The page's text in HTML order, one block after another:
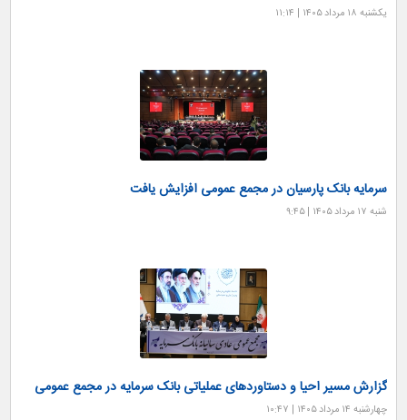
یکشنبه ۱۸ مرداد ۱۴۰۵ | ۱۱:۱۴
سرمایه بانک پارسیان در مجمع عمومی افزایش یافت
شنبه ۱۷ مرداد ۱۴۰۵ | ۹:۴۵
گزارش مسیر احیا و دستاوردهای عملیاتی بانک سرمایه در مجمع عمومی
چهارشنبه ۱۴ مرداد ۱۴۰۵ | ۱۰:۴۷